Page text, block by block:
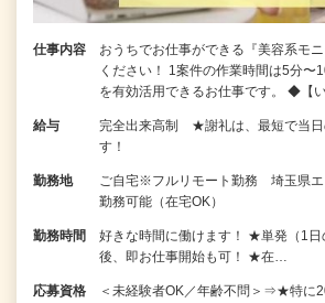
仕事内容
おうちでお仕事ができる『美容系モ
ください！ 1案件の作業時間は5分〜
を有効活用できるお仕事です。 ◆【
給与
完全出来高制 ★謝礼は、最短で当日
す！
勤務地
ご自宅※フルリモート勤務 埼玉県エ
勤務可能（在宅OK）
勤務時間
好きな時間に働けます！ ★単発（1
後、即お仕事開始も可！ ★在…
応募資格
＜未経験者OK／年齢不問＞⇒★特に